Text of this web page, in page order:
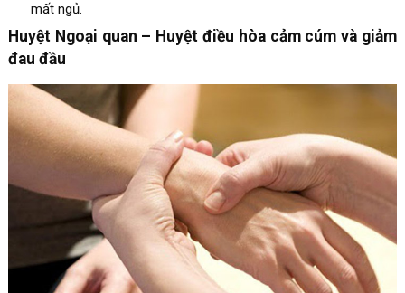
mất ngủ.
Huyệt Ngoại quan – Huyệt điều hòa cảm cúm và giảm
đau đầu